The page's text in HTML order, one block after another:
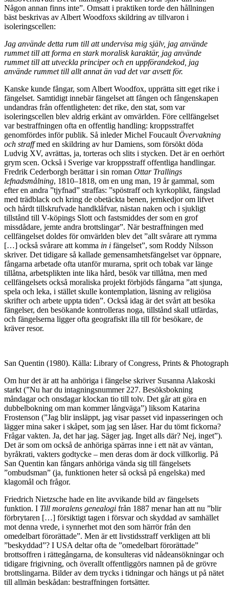
Någon annan finns inte”. Omsatt i praktiken torde den hållningen
bäst beskrivas av Albert Woodfoxs skildring av tillvaron i
isoleringscellen:
Jag använde detta rum till att undervisa mig själv, jag använde
rummet till att forma en stark moralisk karaktär, jag använde
rummet till att utveckla principer och en uppförandekod, jag
använde rummet till allt annat än vad det var avsett för.
Kanske kunde fångar, som Albert Woodfox, upprätta sitt eget rike i
fängelset. Samtidigt innebär fängelset att fången och fångenskapen
undandras från offentligheten: det rike, den stat, som var
isoleringscellen blev aldrig erkänt av omvärlden. Före cellfängelset
var bestraffningen ofta en offentlig handling: kroppsstraffet
genomfördes inför publik. Så inleder Michel FoucaultÖvervakning
och straffmed en skildring av hur Damiens, som försökt döda
Ludvig XV, avrättas, ja, torteras och slits i stycken. Det är en oerhört
grym scen. Också i Sverige var kroppsstraff offentliga handlingar.
Fredrik Cederborgh berättar i sin roman Ottar Trallings
lefnadsmålning, 1810–1818, om en ung man, 19 år gammal, som
efter en andra ”tjyfnad” straffas: ”spöstraff och kyrkoplikt, fängslad
med trädblack och kring de obetäckta benen, jernkedjor om lifvet
och hårdt tillskrufvade handklåfvar, nästan naken och i sjukligt
tillstånd till V-köpings Slott och fastsmiddes der som en grof
missdådare, jemte andra brottslingar”. När bestraffningen med
cellfängelset doldes för omvärlden blev det ”allt svårare att rymma
[…] också svårare att komma in i fängelset”, som Roddy Nilsson
skriver. Det tidigare så kallade gemensamhetsfängelset var öppnare,
fångarna arbetade ofta utanför murarna, sprit och tobak var länge
tillåtna, arbetsplikten inte lika hård, besök var tillåtna, men med
cellfängelsets också moraliska projekt förbjöds fångarna ”att sjunga,
spela och leka, i stället skulle kontemplation, läsning av religiösa
skrifter och arbete uppta tiden”. Också idag är det svårt att besöka
fängelser, den besökande kontrolleras noga, tillstånd skall utfärdas,
och fängelserna ligger ofta geografiskt illa till för besökare, de
kräver resor.
San Quentin (1980). Källa: Library of Congress, Prints &
Om hur det är att ha anhöriga i fängelse skriver Susanna Alakoski
starkt (”Nu har du intagningsnummer 227. Besöksbokning
måndagar och onsdagar klockan tio till tolv. Det går att göra en
dubbelbokning om man kommer långväga”) liksom Katarina
Frostenson (”Jag blir insläppt, jag visar passet vid inpasseringen och
lägger mina saker i skåpet, som jag sen låser. Har du tömt fickorna?
Frågar vakten. Ja, det har jag. Säger jag. Inget alls där? Nej, inget”).
Det är som om också de anhöriga spärras inne i ett nät av väntan,
byråkrati, vakters godtycke – men deras dom är dock villkorlig. På
San Quentin kan fångars anhöriga vända sig till fängelsets
”ombudsman” (ja, funktionen heter så också på engelska) med
klagomål och frågor.
Friedrich Nietzsche hade en lite avvikande bild av fängelsets
funktion. I Till moralens genealogi från 1887 menar han att nu ”blir
förbrytaren […] försiktigt tagen i försvar och skyddad av samhället
mot denna vrede, i synnerhet mot den som härrör från den
omedelbart förorättade”. Men är ett livstidsstraff verkligen att bli
”beskyddad”? I USA deltar ofta de ”omedelbart förorättade”
brottsoffren i rättegångarna, de konsulteras vid nådeansökningar och
tidigare frigivning, och överallt offentliggörs namnen på de grövre
brottslingarna. Bilder av dem trycks i tidningar och hängs ut på nätet
till allmän beskådan: bestraffningen fortsätter.